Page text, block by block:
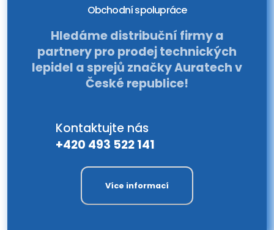
Obchodní spolupráce
Hledáme distribuční firmy a
partnery pro prodej technických
lepidel a sprejů značky Auratech v
České republice!
Kontaktujte nás
+420 493 522 141
Více informací